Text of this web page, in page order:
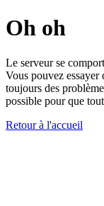
Oh oh
Le serveur se
Vous pouvez
toujours des
possible pour que
Retour à l'accueil